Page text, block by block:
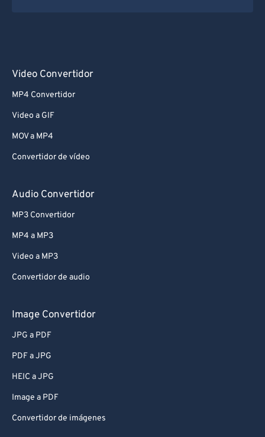
Video Convertidor
MP4 Convertidor
Video a GIF
MOV a MP4
Convertidor de vídeo
Audio Convertidor
MP3 Convertidor
MP4 a MP3
Video a MP3
Convertidor de audio
Image Convertidor
JPG a PDF
PDF a JPG
HEIC a JPG
Image a PDF
Convertidor de imágenes